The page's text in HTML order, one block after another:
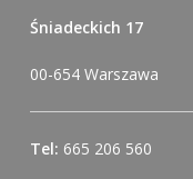
Śniadeckich 17
00-654 Warszawa
Tel: 665 206 560